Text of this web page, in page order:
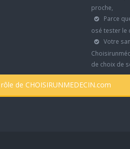
proche,
Parce
osé tester le
Votre
de choix de
Le rôle de CHOISIRUNMEDECIN.com